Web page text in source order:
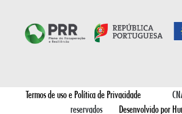
Termos de uso e Política de Privacidade
reservados
Desenvolvido por